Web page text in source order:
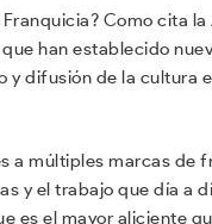
Como cita
han establecido
difusión de la cultura
a múltiples marcas de
y el trabajo que día a
es el mayor aliciente